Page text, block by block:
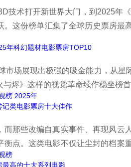
技术打开新世界大门，到2025年
。这份榜单汇集了全球历史票房
跟着榜中榜编辑一起来看看详细名
年科幻题材电影票房TOP10
市场展现出极强的吸金能力，从星
烬》这样的视觉革命续作稳坐榜
黑马。全年科幻类型片全球票房
编辑一起来看看详细名单吧！
榜 2025年
类电影票房十大佳作
而那些改编自真实事件、再现风
衡点。这类电影不仅让尘封的档案
看详细名单吧！
榜
最高的十大系列电影